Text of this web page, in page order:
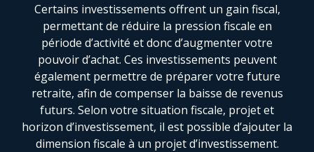
Certains investissements offrent un gain fiscal,
permettant de réduire la pression fiscale en
période d’activité et donc d’augmenter votre
pouvoir d’achat. Ces investissements peuvent
également permettre de préparer votre future
retraite, afin de compenser la baisse de revenus
futurs. Selon votre situation fiscale, projet et
horizon d’investissement, il est possible d’ajouter la
dimension fiscale à un projet d’investissement.